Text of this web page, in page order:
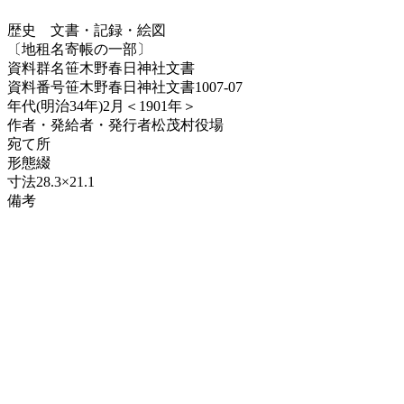
歴史
文書・記録・絵図
〔地租名寄帳の一部〕
資料群名笹木野春日神社文書
資料番号笹木野春日神社文書1007-07
年代(明治34年)2月＜1901年＞
作者・発給者・発行者松茂村役場
宛て所
形態綴
寸法28.3×21.1
備考